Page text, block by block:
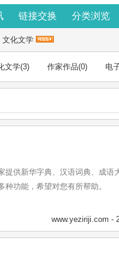
链接交换 分类浏览
文化文学
文学(3) 作家作品(0) 电
提供新华字典、汉语词典、成语
种功能，希望对您有所帮助。
www.yeziriji.com -